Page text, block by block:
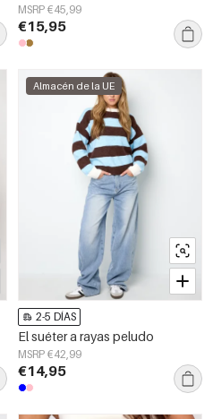
MSRP €45,99
€15,95
Almacén de la UE
2-5 DÍAS
El suéter a rayas peludo
MSRP €42,99
€14,95